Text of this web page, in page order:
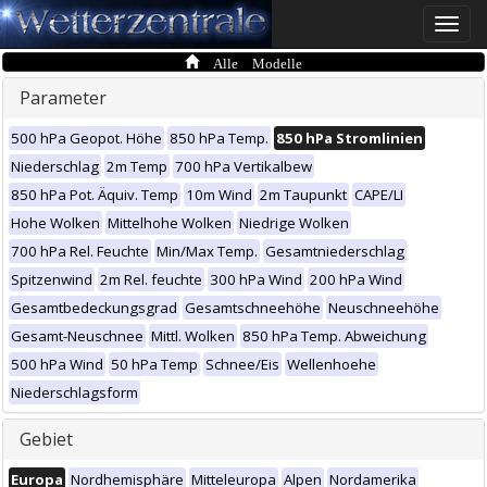
Toggle
Alle Modelle
Parameter
500 hPa Geopot. Höhe 850 hPa Temp. 850 hPa Stromlinien
Niederschlag 2m Temp 700 hPa Vertikalbew
850 hPa Pot. Äquiv. Temp 10m Wind 2m Taupunkt CAPE/LI
Hohe Wolken Mittelhohe Wolken Niedrige Wolken
700 hPa Rel. Feuchte Min/Max Temp. Gesamtniederschlag
Spitzenwind 2m Rel. feuchte 300 hPa Wind 200 hPa Wind
Gesamtbedeckungsgrad Gesamtschneehöhe Neuschneehöhe
Gesamt-Neuschnee Mittl. Wolken 850 hPa Temp. Abweichung
500 hPa Wind 50 hPa Temp Schnee/Eis Wellenhoehe
Niederschlagsform
Gebiet
Europa Nordhemisphäre Mitteleuropa Alpen Nordamerika